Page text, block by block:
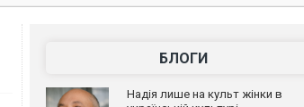
БЛОГИ
Надія лише на культ жінки в